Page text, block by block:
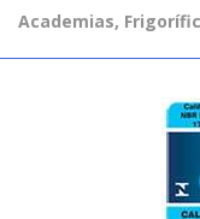
Academias,